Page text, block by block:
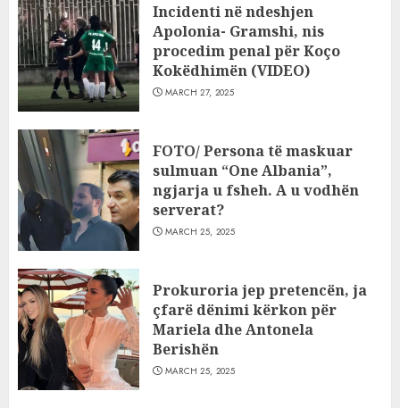
Incidenti në ndeshjen
Apolonia- Gramshi, nis
procedim penal për Koço
Kokëdhimën (VIDEO)
MARCH 27, 2025
FOTO/ Persona të maskuar
sulmuan “One Albania”,
ngjarja u fsheh. A u vodhën
serverat?
MARCH 25, 2025
Prokuroria jep pretencën, ja
çfarë dënimi kërkon për
Mariela dhe Antonela
Berishën
MARCH 25, 2025